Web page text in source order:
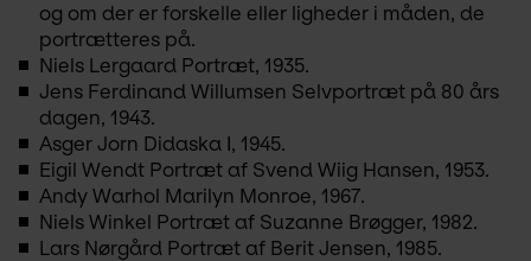
og om der er forskelle eller ligheder i måden, de
portrætteres på.
Niels Lergaard Portræt, 1935.
Jens Ferdinand Willumsen Selvportræt på 80 års
dagen, 1943.
Asger Jorn Didaska І, 1945.
Eigil Wendt Portræt af Svend Wiig Hansen, 1953.
Andy Warhol Marilyn Monroe, 1967.
Niels Winkel Portræt af Suzanne Brøgger, 1982.
Lars Nørgård Portræt af Berit Jensen, 1985.